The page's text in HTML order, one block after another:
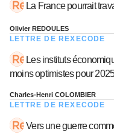
La France pourrait
Olivier REDOULES
LETTRE DE REXECODE
Les instituts
moins optimistes pour
Charles-Henri COLOMBIER
LETTRE DE REXECODE
Vers une guerre